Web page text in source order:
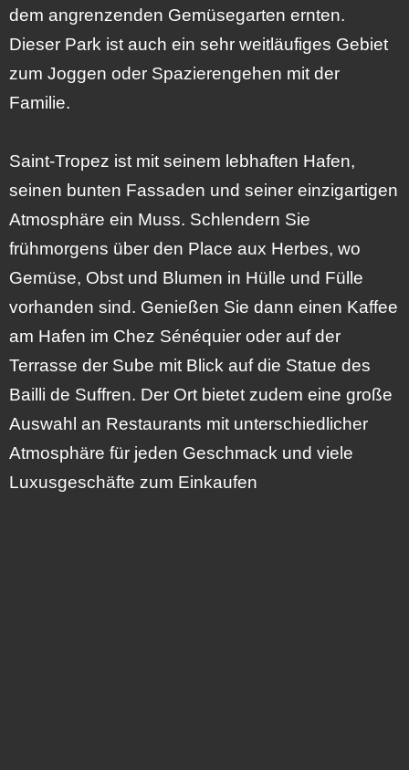
dem angrenzenden Gemüsegarten ernten.
Dieser Park ist auch ein sehr weitläufiges Gebiet
zum Joggen oder Spazierengehen mit der
Familie.
Saint-Tropez ist mit seinem lebhaften Hafen,
seinen bunten Fassaden und seiner einzigartigen
Atmosphäre ein Muss. Schlendern Sie
frühmorgens über den Place aux Herbes, wo
Gemüse, Obst und Blumen in Hülle und Fülle
vorhanden sind. Genießen Sie dann einen Kaffee
am Hafen im Chez Sénéquier oder auf der
Terrasse der Sube mit Blick auf die Statue des
Bailli de Suffren. Der Ort bietet zudem eine große
Auswahl an Restaurants mit unterschiedlicher
Atmosphäre für jeden Geschmack und viele
Luxusgeschäfte zum Einkaufen